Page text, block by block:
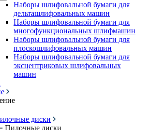
Наборы шлифовальной бумаги для
дельташлифовальных машин
Наборы шлифовальной бумаги для
многофункциональных шлифмашин
Наборы шлифовальной бумаги для
плоскошлифовальных машин
Наборы шлифовальной бумаги для
эксцентриковых шлифовальных
машин
диски
Пилочные диски